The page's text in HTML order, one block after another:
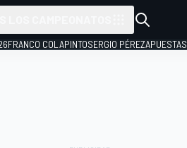
FRANCO COLAPINTOSERGIO PÉREZAPUESTAS